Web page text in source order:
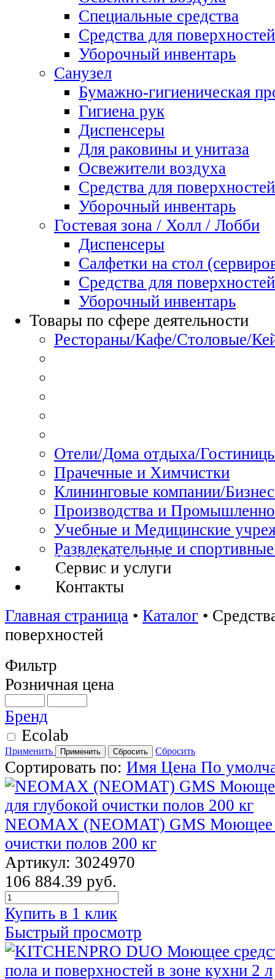
Специальные средства
Средства для поверхностей
Уборочный инвентарь
Санузел
Бумажно-гигиеническая
Гигиена рук
Диспенсеры
Для раковины и унитаза
Освежители воздуха
Средства для поверхностей
Уборочный инвентарь
Гостевая зона / Холл / Лобби
Диспенсеры
Салфетки на стол
Средства для поверхностей
Уборочный инвентарь
Товары по сфере деятельности
Рестораны/Кафе/Столовые/
Отели/Дома отдыха/
Прачечные и Химчистки
Клининговые компании/
Производства и
Учебные и Медицинские
Развлекательные и
Сервис и услуги
Контакты
Главная страница • Каталог •
поверхностей
Фильтр
Розничная цена
Бренд
Ecolab
Применить Сбросить
Сортировать по: Имя Цена По
NEOMAX (NEOMAT) GMS Моющее
очистки полов 200 кг
Артикул: 3024970
106 884.39 руб.
Купить в 1 клик
Быстрый просмотр